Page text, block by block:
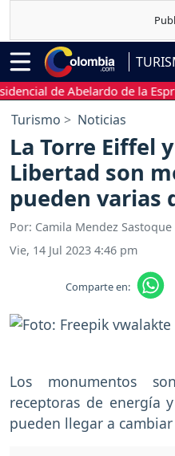
de Abelardo de la
Turismo Noticias
La Torre Eiffel
Libertad son
pueden varias
Por: Camila Mendez
Vie, 14 Jul 2023 4:46 pm
Comparte en:
Los monumentos
receptoras de energía
pueden llegar a